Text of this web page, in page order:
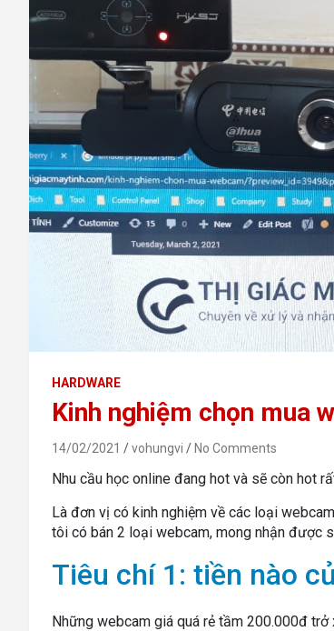
HARDWARE
Kinh nghiệm chọn mua
14/02/2021 vohungvi No Comments
Nhu cầu học online đang hot và sẽ còn hot
Là đơn vị có kinh nghiệm về các loại
tôi có bán 2 loại webcam, mong nhận được
Tiêu chí 1: tiền nào
Những webcam giá quá rẻ tầm 200.000đ